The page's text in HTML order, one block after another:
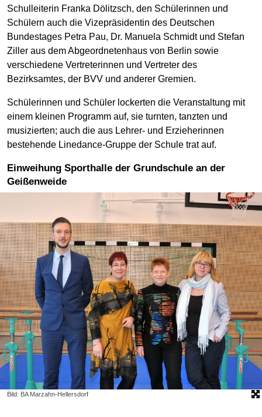
Schulleiterin Franka Dölitzsch, den Schülerinnen und
Schülern auch die Vizepräsidentin des Deutschen
Bundestages Petra Pau, Dr. Manuela Schmidt und Stefan
Ziller aus dem Abgeordnetenhaus von Berlin sowie
verschiedene Vertreterinnen und Vertreter des
Bezirksamtes, der BVV und anderer Gremien.
Schülerinnen und Schüler lockerten die Veranstaltung mit
einem kleinen Programm auf, sie turnten, tanzten und
musizierten; auch die aus Lehrer- und Erzieherinnen
bestehende Linedance-Gruppe der Schule trat auf.
Einweihung Sporthalle der Grundschule an der
Geißenweide
Bild: BA Marzahn-Hellersdorf